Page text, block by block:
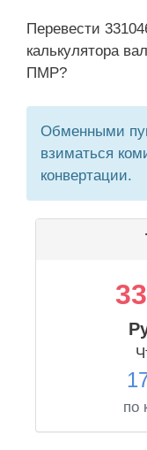
Перевести
калькулятора
ПМР?
Обменными
взиматься
конвертации.
по